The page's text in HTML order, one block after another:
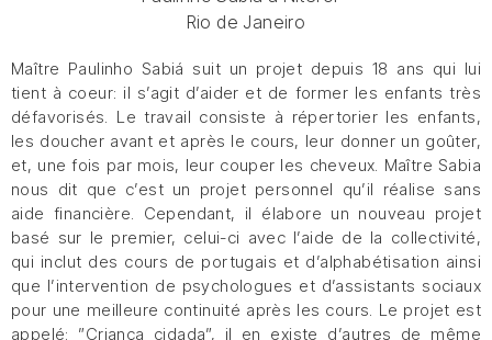
Maître Paulinho Sabiá suit un projet depuis 18 ans qui lui
tient à coeur: il s’agit d’aider et de former les enfants très
défavorisés. Le travail consiste à répertorier les enfants,
les doucher avant et après le cours, leur donner un goûter,
et, une fois par mois, leur couper les cheveux. Maître Sabia
nous dit que c’est un projet personnel qu’il réalise sans
aide financière. Cependant, il élabore un nouveau projet
basé sur le premier, celui-ci avec l’aide de la collectivité,
qui inclut des cours de portugais et d’alphabétisation ainsi
que l’intervention de psychologues et d’assistants sociaux
pour une meilleure continuité après les cours. Le projet est
appelé: ”Criança cidada”, il en existe d’autres de même